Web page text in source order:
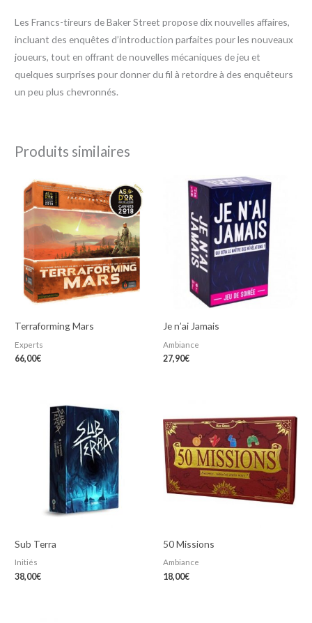
Les Francs-tireurs de Baker Street propose dix nouvelles affaires,
incluant des enquêtes d’introduction parfaites pour les nouveaux
joueurs, tout en offrant de nouvelles mécaniques de jeu et
quelques surprises pour donner du fil à retordre à des enquêteurs
un peu plus chevronnés.
Produits similaires
Terraforming Mars
Experts
66,00€
Je n’ai Jamais
Ambiance
27,90€
Sub Terra
Initiés
38,00€
50 Missions
Ambiance
18,00€